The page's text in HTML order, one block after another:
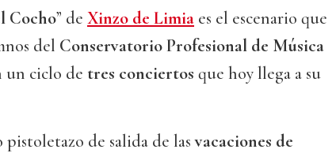
Cocho” de Xinzo de Limia es el escenario que
del Conservatorio Profesional de Música
un ciclo de tres conciertos que hoy llega a su
pistoletazo de salida de lasvacaciones de